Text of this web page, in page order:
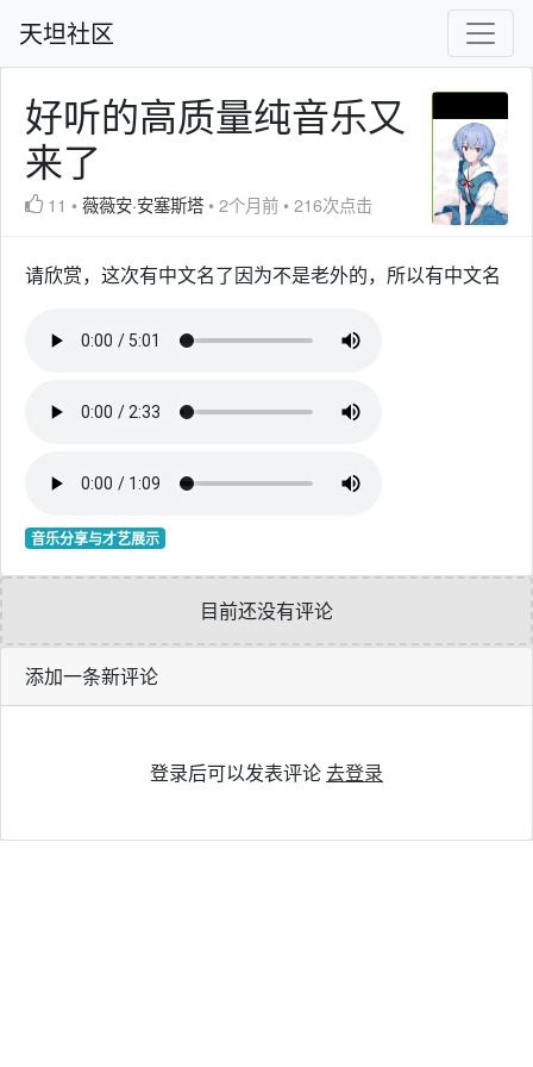
天坦社区
好听的高质量纯音乐又
来了
11 •薇薇安·安塞斯塔 •2个月前 •216次点击
请欣赏，这次有中文名了因为不是老外的，所以有中文名
音乐分享与才艺展示
目前还没有评论
添加一条新评论
登录后可以发表评论去登录